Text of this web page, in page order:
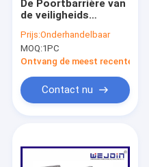
De Poortbarrière van
de veiligheids
Voetschommeling/snel
Poort met Hoge
snelheid
Prijs:Onderhandelbaar
MOQ:1PC
Ontvang de meest recente Prijs
Contact nu